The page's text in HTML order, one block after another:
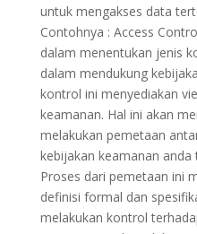
untuk mengakses data
Contohnya : Access
dalam menentukan jenis
dalam mendukung
kontrol ini menyediakan
keamanan. Hal ini akan
melakukan pemetaan
kebijakan keamanan
Proses dari pemetaan ini
definisi formal dan
melakukan kontrol